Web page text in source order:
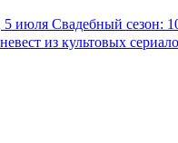
5 июля Свадебный сезон:
невест из культовых